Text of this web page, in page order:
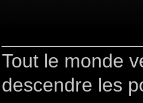
Tout le monde
descendre les